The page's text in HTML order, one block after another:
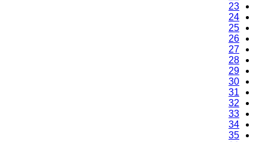
21
22
23
24
25
26
27
28
29
30
31
32
33